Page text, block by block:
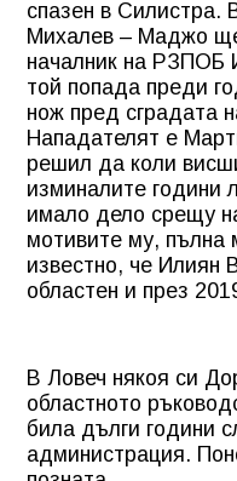
спазен в Силистра.
Михалев – Маджо
началник на РЗПОБ
той попада преди
нож пред сградата
Нападателят е
решил да коли
изминалите години
имало дело срещу
мотивите му, пълна
известно, че Илиян
областен и през
В Ловеч някоя си
областното
била дълги години
администрация.